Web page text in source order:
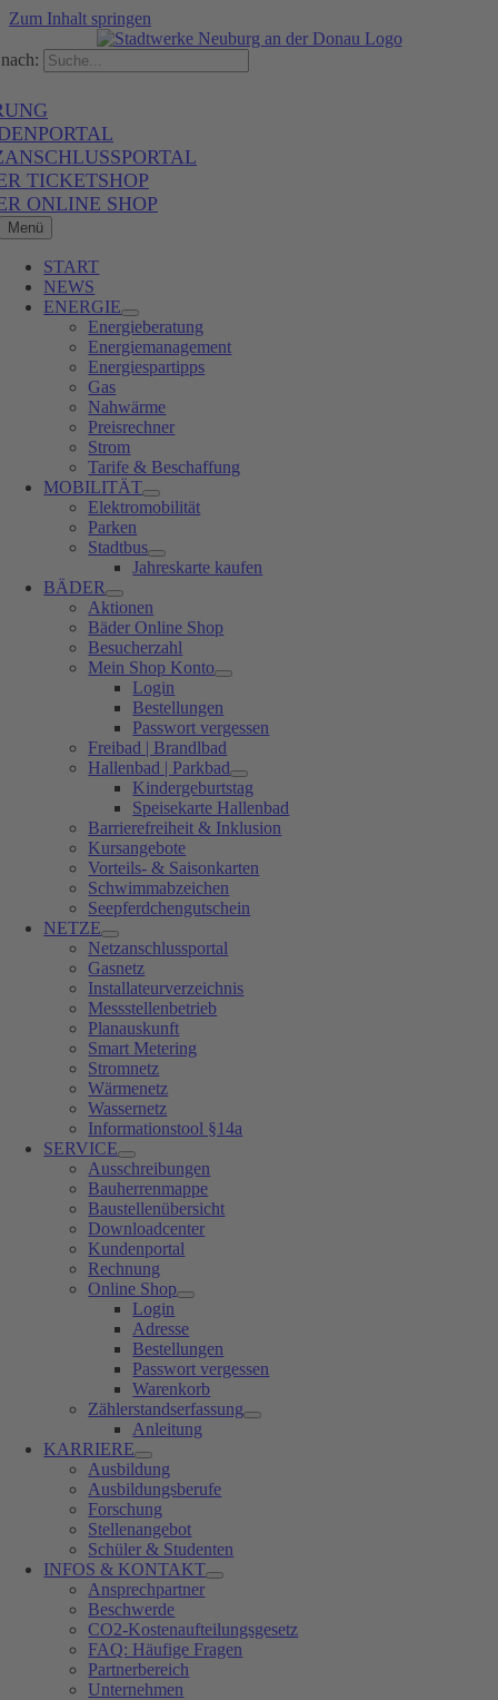
Zum Inhalt springen
TICKETSHOP
ONLINE SHOP
Menü
START
NEWS
ENERGIE
Energieberatung
Energiemanagement
Energiespartipps
Gas
Nahwärme
Preisrechner
Strom
Tarife & Beschaffung
MOBILITÄT
Elektromobilität
Parken
Stadtbus
Jahreskarte kaufen
BÄDER
Aktionen
Bäder Online Shop
Besucherzahl
Mein Shop Konto
Login
Bestellungen
Passwort vergessen
Freibad | Brandlbad
Hallenbad | Parkbad
Kindergeburtstag
Speisekarte Hallenbad
Barrierefreiheit & Inklusion
Kursangebote
Vorteils- & Saisonkarten
Schwimmabzeichen
Seepferdchengutschein
NETZE
Netzanschlussportal
Gasnetz
Installateurverzeichnis
Messstellenbetrieb
Planauskunft
Smart Metering
Stromnetz
Wärmenetz
Wassernetz
Informationstool §14a
SERVICE
Ausschreibungen
Bauherrenmappe
Baustellenübersicht
Downloadcenter
Kundenportal
Rechnung
Online Shop
Login
Adresse
Bestellungen
Passwort vergessen
Warenkorb
Zählerstandserfassung
Anleitung
KARRIERE
Ausbildung
Ausbildungsberufe
Forschung
Stellenangebot
Schüler & Studenten
INFOS & KONTAKT
Ansprechpartner
Beschwerde
CO2-Kostenaufteilungsgesetz
FAQ: Häufige Fragen
Partnerbereich
Unternehmen